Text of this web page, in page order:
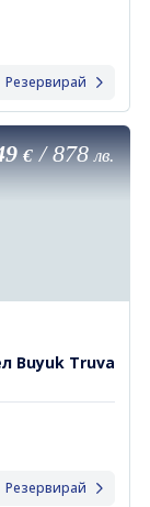
Резервирай
€/878 лв.
Buyuk Truva
Резервирай